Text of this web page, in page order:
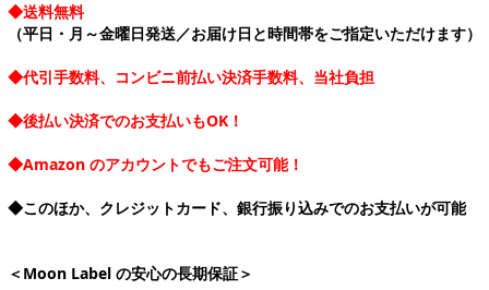
◆送料無料
（平日・月～金曜日発送／お届け日と時間帯をご指定いただけます）
◆代引手数料、コンビニ前払い決済手数料、当社負担
◆後払い決済でのお支払いもOK！
◆Amazon のアカウントでもご注文可能！
◆このほか、クレジットカード、銀行振り込みでのお支払いが可能
＜Moon Label の安心の長期保証＞